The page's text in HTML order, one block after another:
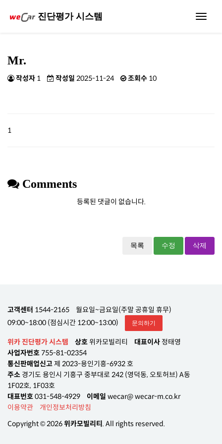
Toggle
진단평가 시스템
Mr.
작성자 1 작성일 2025-11-24 조회수 10
1
Comments
등록된 댓글이 없습니다.
목록 수정 삭제
고객센터 1544-2165
월요일~금요일(주말 공휴일 휴무)
09:00~18:00 (점심시간 12:00~13:00)
문의하기
위카 진단평가 시스템 상호위카모빌리티 대표이사 정태영
사업자번호 755-81-02354
통신판매업신고제 2023-용인기흥-6932 호
주소 경기도 용인시 기흥구 중부대로 242 (영덕동, 오토허브) A동
1F02호, 1F03호
대표번호031-548-4929 이메일 wecar@ wecar-m.co.kr
이용약관
개인정보처리방침
Copyright © 2026위카모빌리티. All rights reserved.